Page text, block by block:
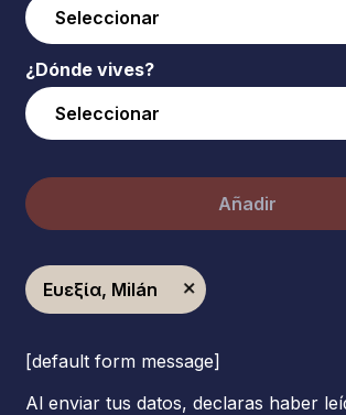
¿Dónde vives?
Añadir
Ευεξία, Milán
[default form message]
Al enviar tus datos, declaras haber